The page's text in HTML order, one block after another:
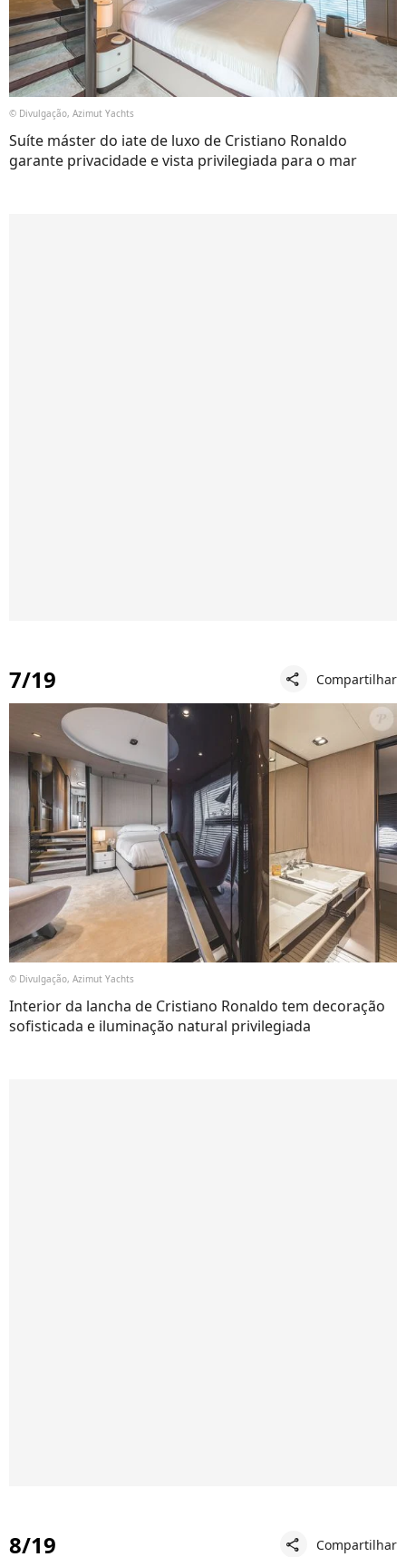
© Divulgação, Azimut Yachts
Suíte máster do iate de luxo de Cristiano Ronaldo
garante privacidade e vista privilegiada para o mar
7/19 share Compartilhar
© Divulgação, Azimut Yachts
Interior da lancha de Cristiano Ronaldo tem decoração
sofisticada e iluminação natural privilegiada
8/19 share Compartilhar